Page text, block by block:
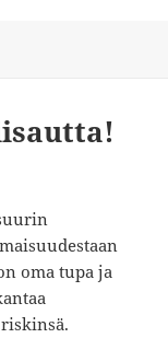
oma tupa ja